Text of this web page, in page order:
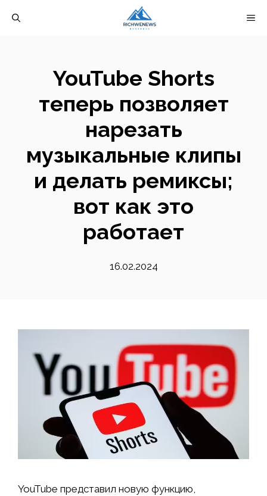
YouTube Shorts
теперь позволяет
нарезать
музыкальные клипы
и делать ремиксы;
вот как это
работает
16.02.2024
YouTube представил новую функцию,